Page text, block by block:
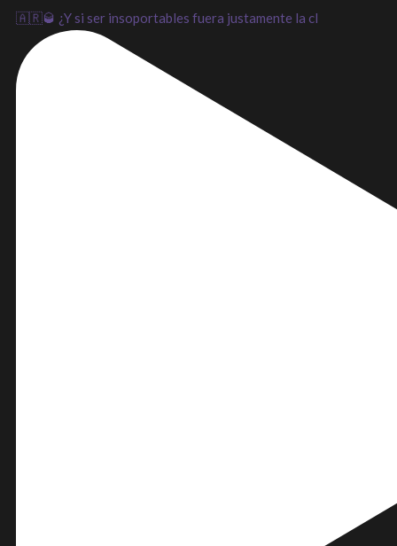
🇦🇷🥃 ¿Y si ser insoportables fuera justamente la cl